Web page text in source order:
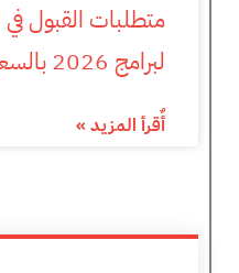
متطلبات القبول في
لبرامج 2026 بالسعودية
أٌقرأ المزيد »